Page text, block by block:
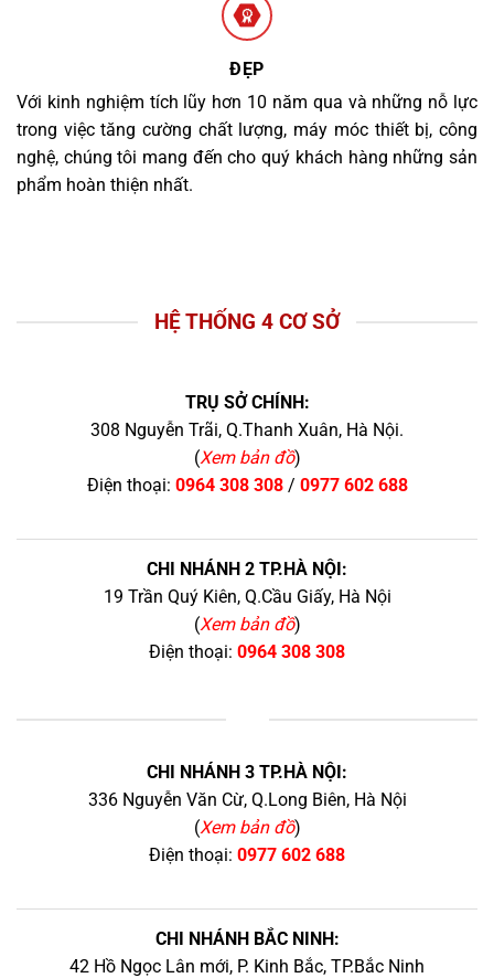
ĐẸP
Với kinh nghiệm tích lũy hơn 10 năm qua và những nỗ lực
trong việc tăng cường chất lượng, máy móc thiết bị, công
nghệ, chúng tôi mang đến cho quý khách hàng những sản
phẩm hoàn thiện nhất.
HỆ THỐNG 4 CƠ SỞ
TRỤ SỞ CHÍNH:
308 Nguyễn Trãi, Q.Thanh Xuân, Hà Nội.
(Xem bản đồ)
Điện thoại: 0964 308 308/ 0977 602 688
CHI NHÁNH 2 TP.HÀ NỘI:
19 Trần Quý Kiên, Q.Cầu Giấy, Hà Nội
(Xem bản đồ)
Điện thoại: 0964 308 308
CHI NHÁNH 3 TP.HÀ NỘI:
336 Nguyễn Văn Cừ, Q.Long Biên, Hà Nội
(Xem bản đồ)
Điện thoại: 0977 602 688
CHI NHÁNH BẮC NINH:
42 Hồ Ngọc Lân mới, P. Kinh Bắc, TP.Bắc Ninh